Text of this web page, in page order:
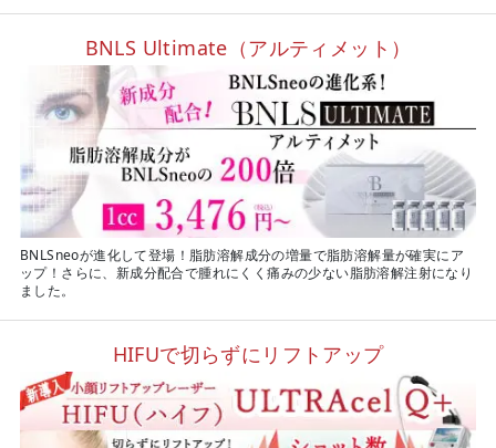
BNLS Ultimate（アルティメット）
BNLSneoが進化して登場！脂肪溶解成分の増量で脂肪溶解量が確実にア
ップ！さらに、新成分配合で腫れにくく痛みの少ない脂肪溶解注射になり
ました。
HIFUで切らずにリフトアップ